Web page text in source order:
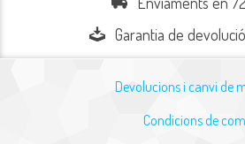
Garantia de
Devolucions i canvi de
Condicions de